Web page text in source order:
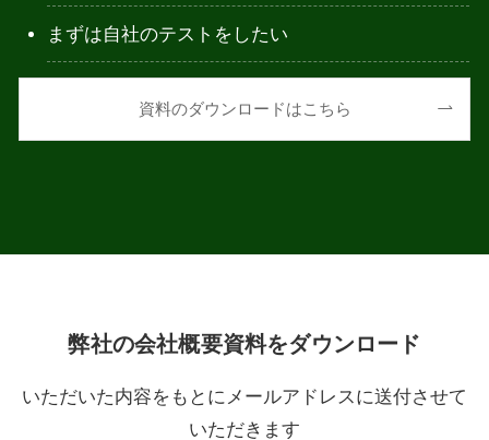
まずは自社のテストをしたい
資料のダウンロードはこちら
弊社の会社概要資料をダウンロード
いただいた内容をもとにメールアドレスに送付させて
いただきます